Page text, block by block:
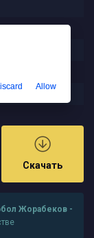
Скачать
Жорабеков -
Allow